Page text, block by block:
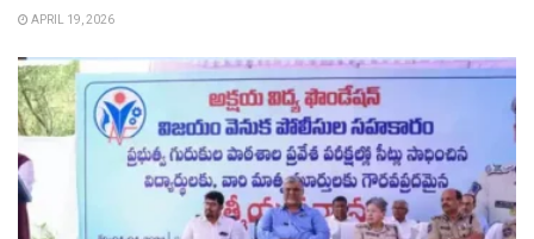
APRIL 19, 2026